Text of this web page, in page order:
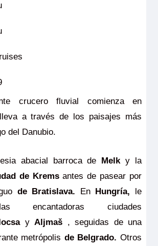
crucero fluvial comienza en
a través de los paisajes más
del Danubio.
abacial barroca de Melk y la
de Kremsantes de pasear por
de Bratislava. En Hungría, le
encantadoras ciudades
y Aljmaš , seguidas de una
metrópolis de Belgrado. Otros